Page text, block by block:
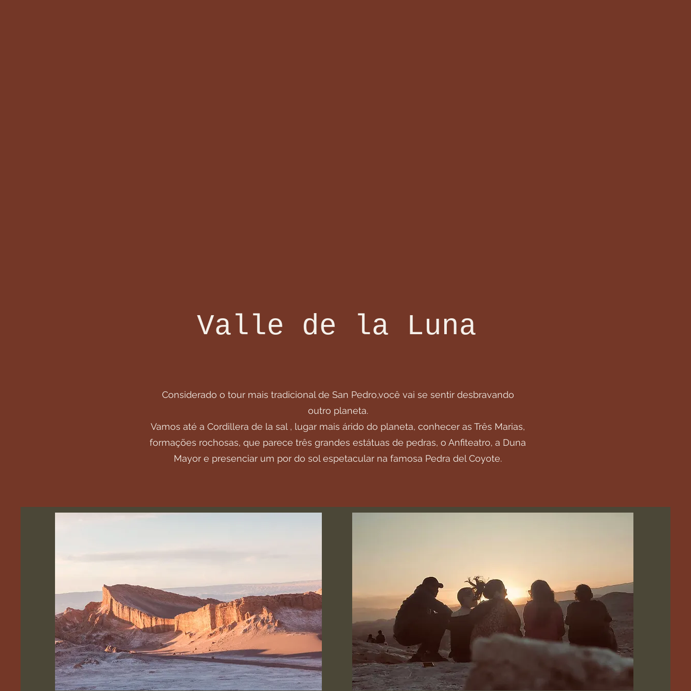
Valle de la Luna
Considerado o tour mais tradicional de San Pedro,você vai se sentir desbravando
outro planeta.
Vamos até a Cordillera de la sal , lugar mais árido do planeta, conhecer as Três Marias,
formações rochosas, que parece três grandes estátuas de pedras, o Anfiteatro, a Duna
Mayor e presenciar um por do sol espetacular na famosa Pedra del Coyote.